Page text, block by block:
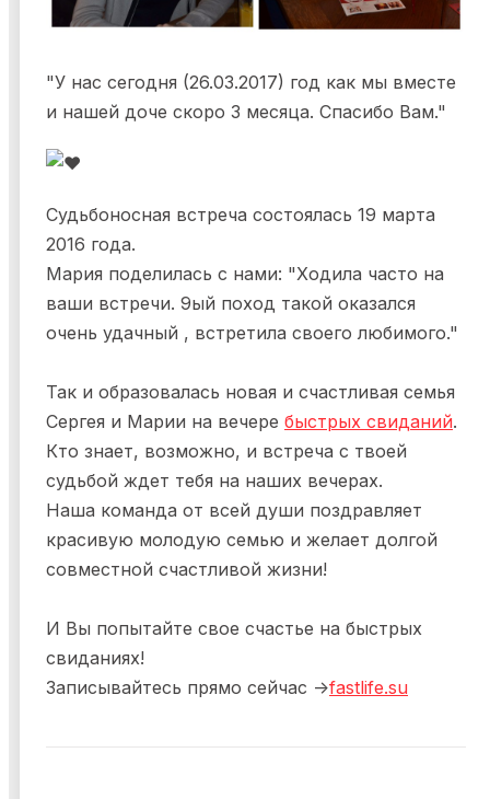
"У нас сегодня (26.03.2017) год как мы вместе
и нашей доче скоро 3 месяца. Спасибо Вам."
Судьбоносная встреча состоялась 19 марта
2016 года.
Мария поделилась с нами: "Ходила часто на
ваши встречи. 9ый поход такой оказался
очень удачный , встретила своего любимого."
Так и образовалась новая и счастливая семья
Сергея и Марии на вечере быстрых свиданий.
Кто знает, возможно, и встреча с твоей
судьбой ждет тебя на наших вечерах.
Наша команда от всей души поздравляет
красивую молодую семью и желает долгой
совместной счастливой жизни!
И Вы попытайте свое счастье на быстрых
свиданиях!
Записывайтесь прямо сейчас ->fastlife.su